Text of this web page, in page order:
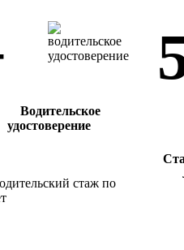
Водительское
удостоверение
стаж по